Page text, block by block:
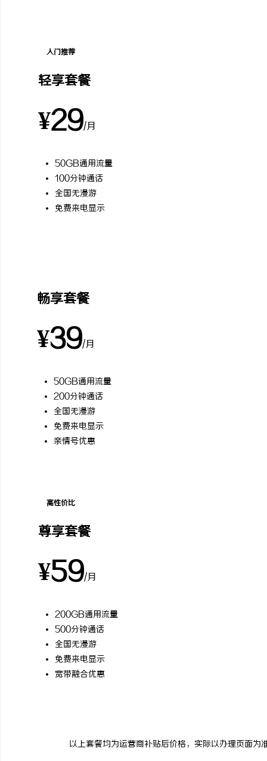
入门推荐
轻享套餐
¥29/月
50GB通用流量
100分钟通话
全国无漫游
免费来电显示
畅享套餐
¥39/月
50GB通用流量
200分钟通话
全国无漫游
免费来电显示
亲情号优惠
高性价比
尊享套餐
¥59/月
200GB通用流量
500分钟通话
全国无漫游
免费来电显示
宽带融合优惠
以上套餐均为运营商补贴后价格，实际以办理页面